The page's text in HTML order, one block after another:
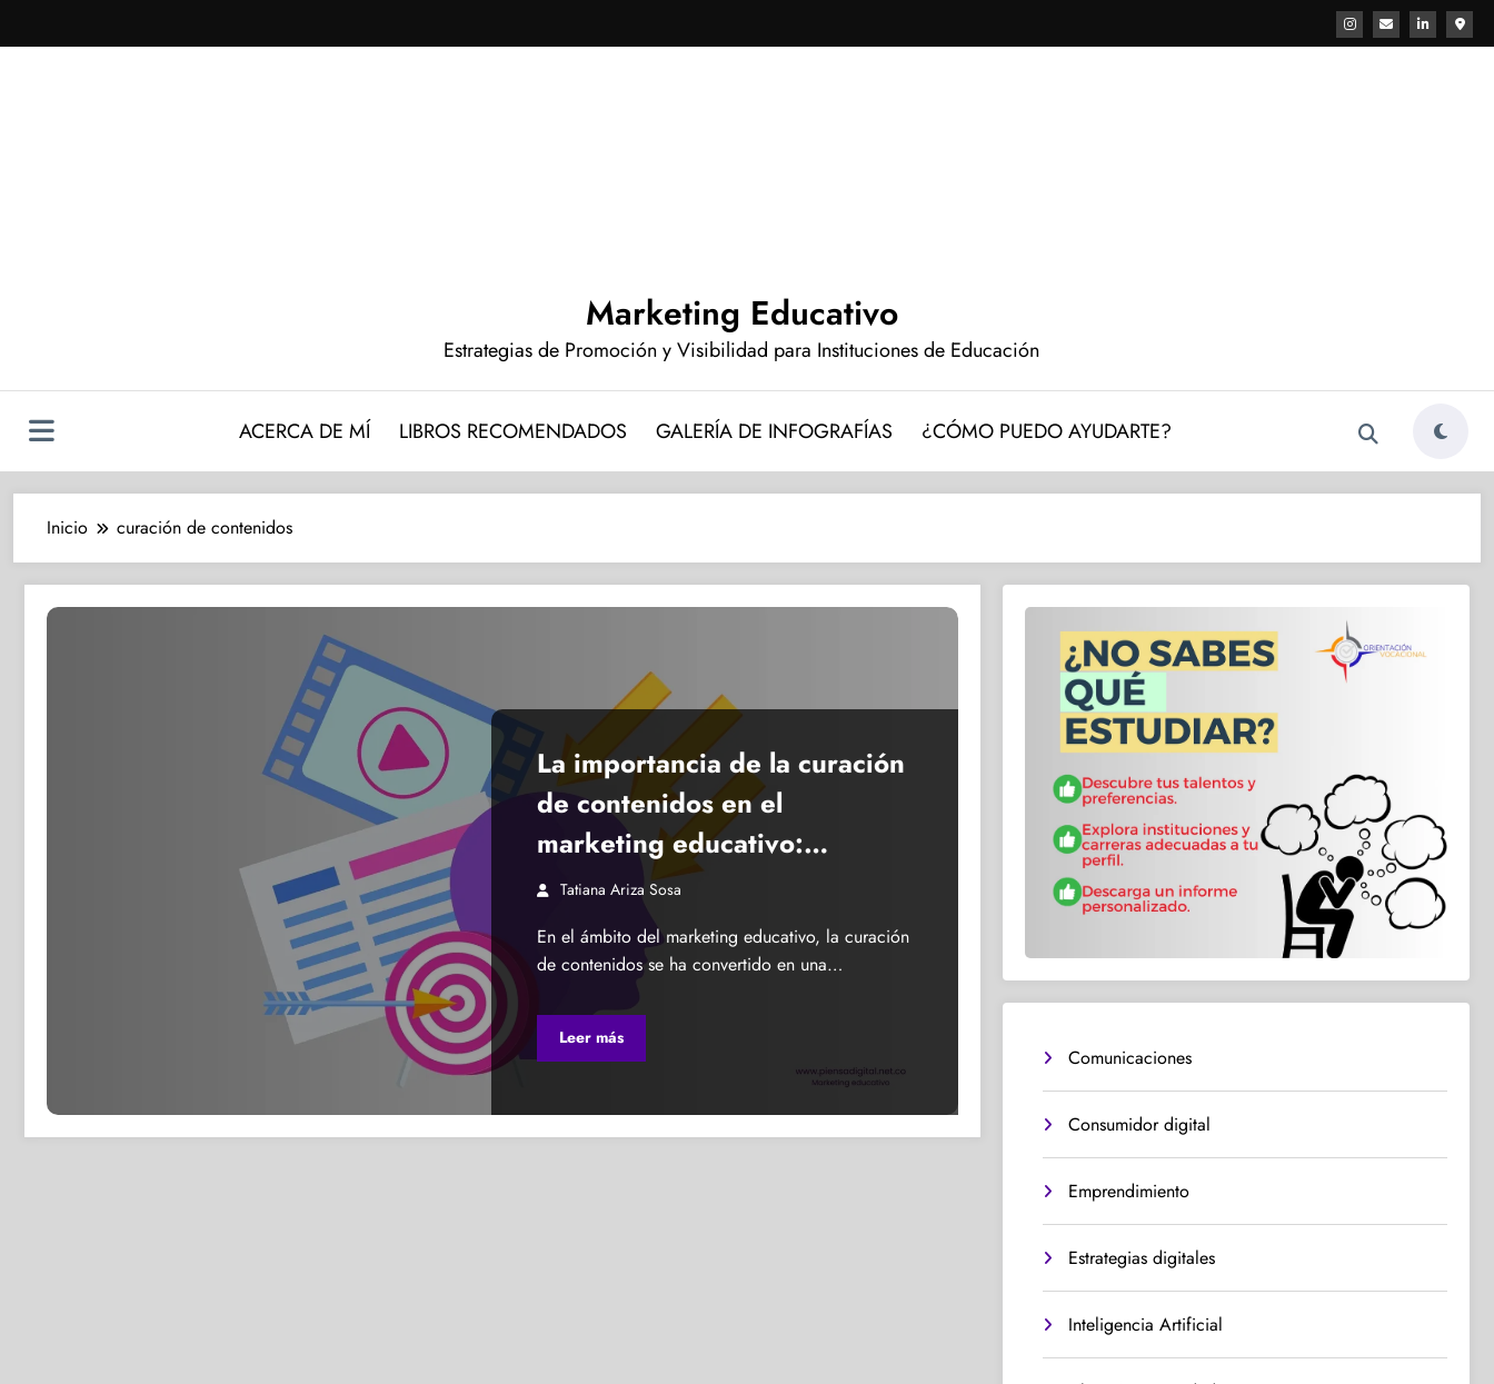
al
Marketing Educativo
Estrategias de Promoción y Visibilidad para Instituciones de Educación
ACERCA DE MÍ LIBROS RECOMENDADOS GALERÍA DE INFOGRAFÍAS ¿CÓMO PUEDO AYUDARTE?
Inicio curación de contenidos
La importancia de la curación
de contenidos en el
marketing educativo:
estrategias que marcan la
diferencia
Tatiana Ariza Sosa
En el ámbito del marketing educativo, la curación
de contenidos se ha convertido en una…
Leer más
Comunicaciones
Consumidor digital
Emprendimiento
Estrategias digitales
Inteligencia Artificial